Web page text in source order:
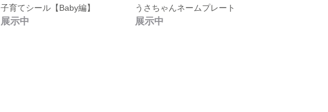
子育てシール【Baby編】
展示中
うさちゃんネームプレート
展示中